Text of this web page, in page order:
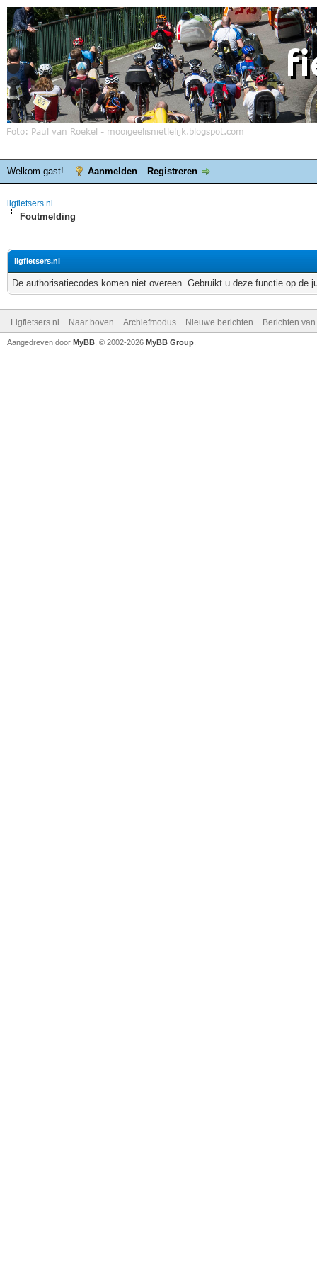
Welkom gast! Aanmelden Registreren
ligfietsers.nl
Foutmelding
ligfietsers.nl
De authorisatiecodes komen niet overeen. Gebruikt u deze functie op de
Ligfietsers.nl Naar boven Archiefmodus Nieuwe berichten Berichten
Aangedreven door MyBB , © 2002-2026 MyBB Group